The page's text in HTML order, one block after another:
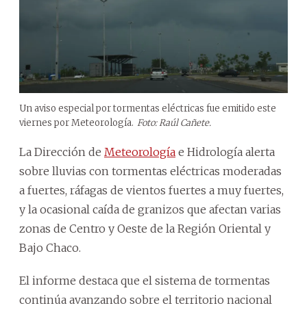
Un aviso especial por tormentas eléctricas fue emitido este
viernes por Meteorología. Foto: Raúl Cañete.
La Dirección de Meteorología e Hidrología alerta
sobre lluvias con tormentas eléctricas moderadas
a fuertes, ráfagas de vientos fuertes a muy fuertes,
y la ocasional caída de granizos que afectan varias
zonas de Centro y Oeste de la Región Oriental y
Bajo Chaco.
El informe destaca que el sistema de tormentas
continúa avanzando sobre el territorio nacional